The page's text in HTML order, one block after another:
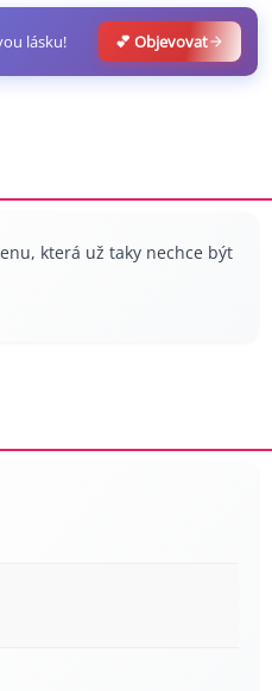
lásku! 💕 Objevovat
která už taky nechce být